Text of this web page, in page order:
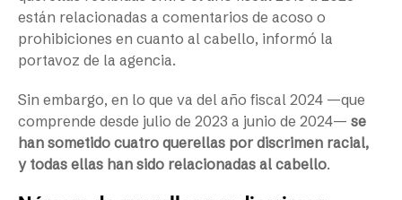
están relacionadas a comentarios de acoso o
prohibiciones en cuanto al cabello, informó la
portavoz de la agencia.
Sin embargo, en lo que va del año fiscal 2024 —que
comprende desde julio de 2023 a junio de 2024— se
han sometido cuatro querellas por discrimen racial,
y todas ellas han sido relacionadas al cabello.